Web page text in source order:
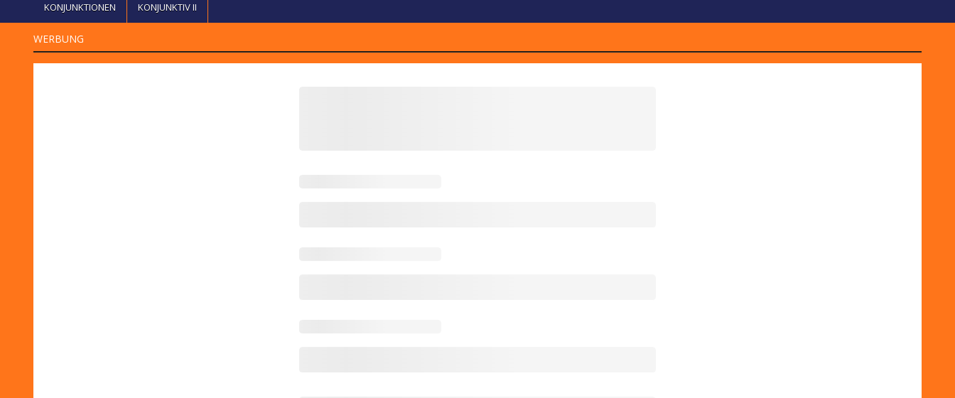
KONJUNKTIONEN KONJUNKTIV II
WERBUNG